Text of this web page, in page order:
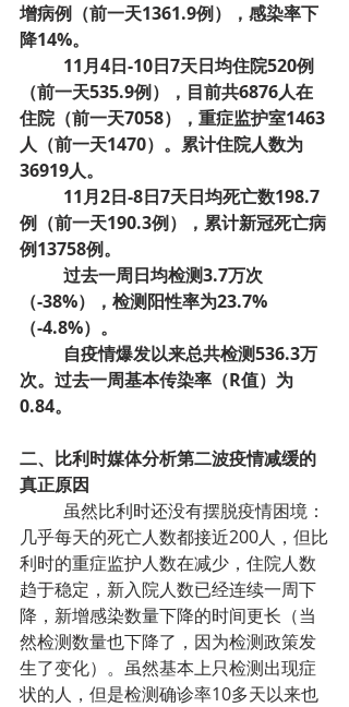
增病例（前一天1361.9例），感染率下
降14%。
11月4日-10日7天日均住院520例
（前一天535.9例），目前共6876人在
住院（前一天7058），重症监护室1463
人（前一天1470）。累计住院人数为
36919人。
11月2日-8日7天日均死亡数198.7
例（前一天190.3例），累计新冠死亡病
例13758例。
过去一周日均检测3.7万次
（-38%），检测阳性率为23.7%
（-4.8%）。
自疫情爆发以来总共检测536.3万
次。过去一周基本传染率（R值）为
0.84。
二、比利时媒体分析第二波疫情减缓的
真正原因
虽然比利时还没有摆脱疫情困境：
几乎每天的死亡人数都接近200人，但比
利时的重症监护人数在减少，住院人数
趋于稳定，新入院人数已经连续一周下
降，新增感染数量下降的时间更长（当
然检测数量也下降了，因为检测政策发
生了变化）。虽然基本上只检测出现症
状的人，但是检测确诊率10多天以来也